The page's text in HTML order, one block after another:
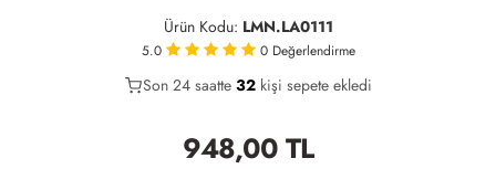
Ürün Kodu: LMN.LA0111
5.0 0 Değerlendirme
23
Son 24 saatte 32kişi sepete ekledi
9
948,00TL